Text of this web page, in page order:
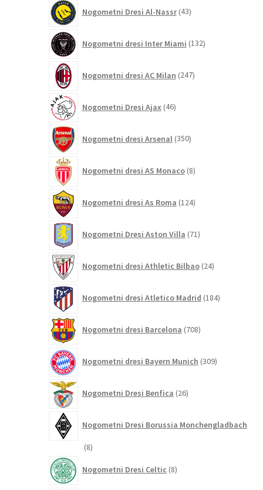
Nogometni Dresi Al-Nassr 43izdelkov
Nogometni dresi Inter Miami 132izdelkov
Nogometni dresi AC Milan 247izdelkov
Nogometni Dresi Ajax 46izdelkov
Nogometni dresi Arsenal 350izdelkov
Nogometni dresi AS Monaco 8izdelkov
Nogometni dresi As Roma 124izdelkov
Nogometni Dresi Aston Villa 71izdelkov
Nogometni dresi Athletic Bilbao 24izdelkov
Nogometni dresi Atletico Madrid 184izdelkov
Nogometni dresi Barcelona 708izdelkov
Nogometni dresi Bayern Munich 309izdelkov
Nogometni Dresi Benfica 26izdelkov
Nogometni Dresi Borussia Monchengladbach
88
Nogometni Dresi Celtic 8izdelkov